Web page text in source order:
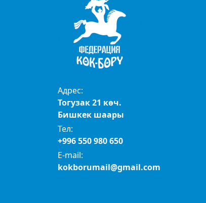
Адрес:
Тогузак 21 көч.
Бишкек шаары
Тел:
+996 550 980 650
E-mail:
kokborumail@gmail.com